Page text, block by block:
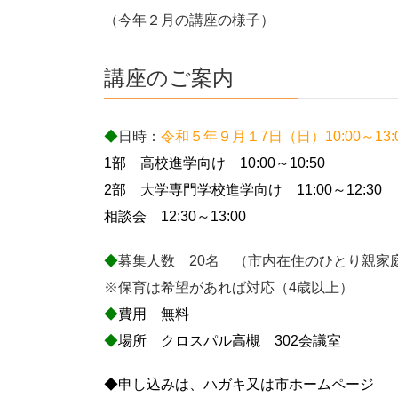
（今年２月の講座の様子）
講座のご案内
◆日時： 令和５年９月１7日（日）10:00～
1部 高校進学向け 10:00～10:50
2部 大学専門学校進学向け 11:00～12:30
相談会 12:30～13:00
◆募集人数 20名 （市内在住のひとり親家庭
※保育は希望があれば対応（4歳以上）
◆費用 無料
◆場所 クロスパル高槻 302会議室
◆申し込みは、ハガキ又は市ホームページ